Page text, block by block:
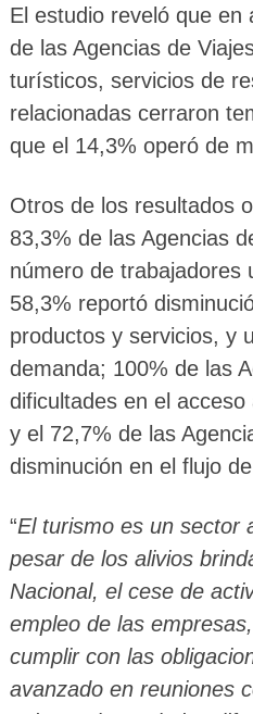
El estudio reveló que en
de las Agencias de
turísticos, servicios de
relacionadas cerraron
que el 14,3% operó de
Otros de los resultados
83,3% de las Agencias
número de trabajadores
58,3% reportó
productos y servicios, y
demanda; 100% de las
dificultades en el
y el 72,7% de las
disminución en el flujo
“El turismo es un sector
pesar de los alivios
Nacional, el cese de
empleo de las
cumplir con las
avanzado en reuniones